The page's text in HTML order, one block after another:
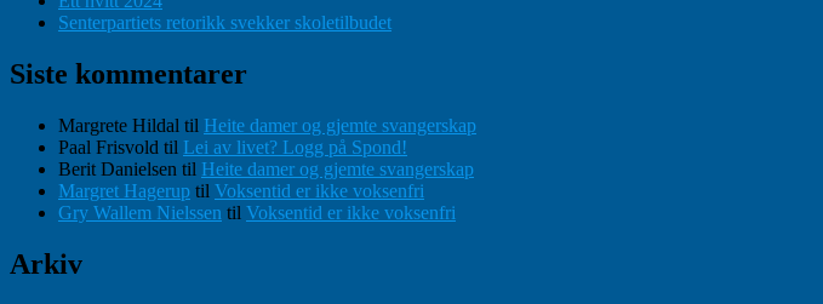
Senterpartiets retorikk svekker skoletilbudet
Siste kommentarer
Margrete Hildal til Heite damer og gjemte svangerskap
Paal Frisvold til Lei av livet? Logg på Spond!
Berit Danielsen til Heite damer og gjemte svangerskap
Margret Hagerup til Voksentid er ikke voksenfri
Gry Wallem Nielssen til Voksentid er ikke voksenfri
Arkiv